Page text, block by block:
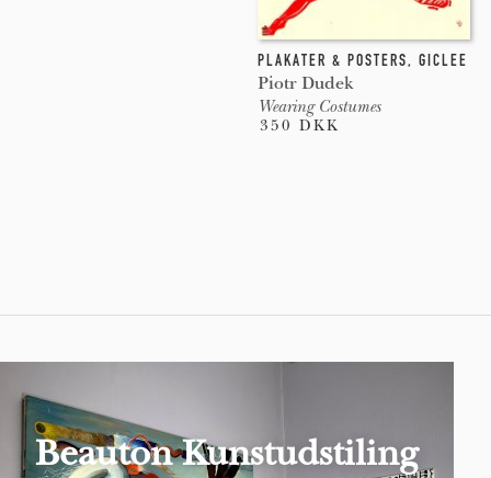
PLAKATER & POSTERS, GICLEE
Piotr Dudek
Wearing Costumes
350 DKK
Beauton Kunstudstiling